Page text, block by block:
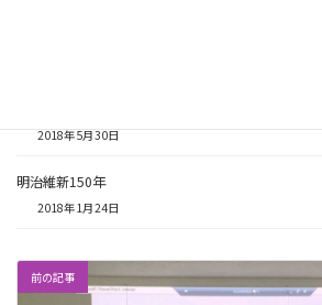
2018年5月30日
明治維新150年
2018年1月24日
前の記事